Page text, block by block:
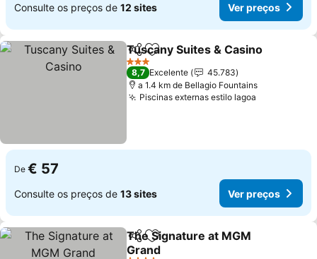
Consulte os preços de 12 sites Ver preços
PartilharAdicionar aos favoritos
Tuscany Suites & Casino
3 Estrelas
8,7 Excelente
45.783
a 1.4 km de Bellagio Fountains
Piscinas externas estilo lagoa
De € 57
Consulte os preços de 13 sites Ver preços
PartilharAdicionar aos favoritos
The Signature at MGM
Grand